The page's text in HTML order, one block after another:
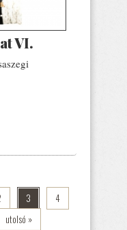
VI.
3
4
utolsó »